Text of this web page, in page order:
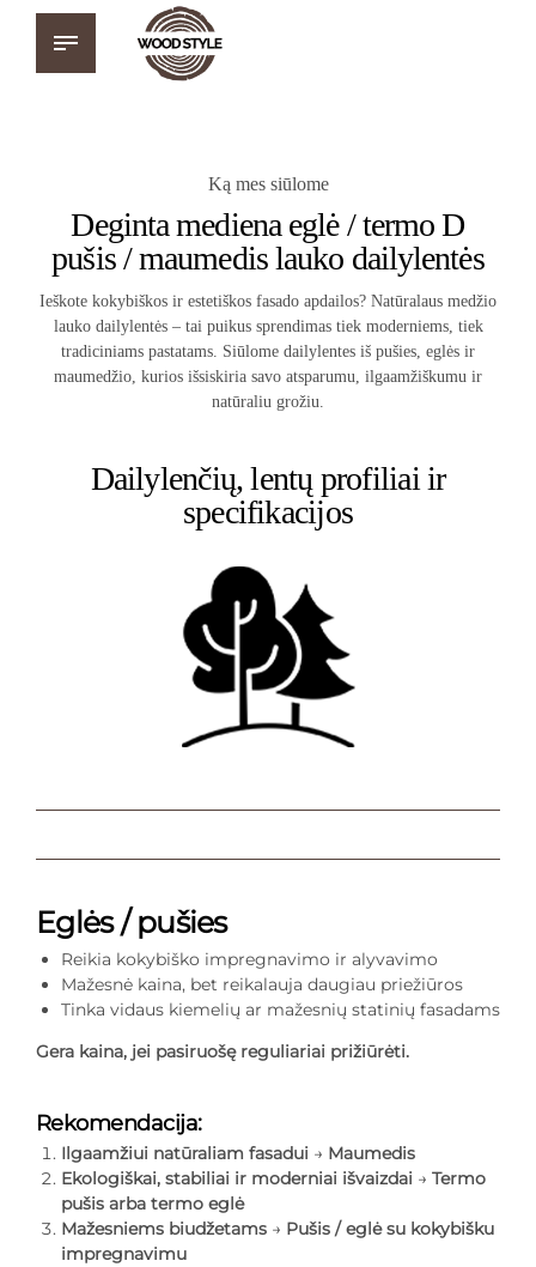
Ką mes siūlome
Deginta mediena eglė / termo D
pušis / maumedis lauko dailylentės
Ieškote kokybiškos ir estetiškos fasado apdailos? Natūralaus medžio
lauko dailylentės – tai puikus sprendimas tiek moderniems, tiek
tradiciniams pastatams. Siūlome dailylentes iš pušies, eglės ir
maumedžio, kurios išsiskiria savo atsparumu, ilgaamžiškumu ir
natūraliu grožiu.
Dailylenčių, lentų profiliai ir
specifikacijos
Eglės / pušies
Reikia kokybiško impregnavimo ir alyvavimo
Mažesnė kaina, bet reikalauja daugiau priežiūros
Tinka vidaus kiemelių ar mažesnių statinių fasadams
Gera kaina, jei pasiruošę reguliariai prižiūrėti.
Rekomendacija:
Ilgaamžiui natūraliam fasadui → Maumedis
Ekologiškai, stabiliai ir moderniai išvaizdai → Termo
pušis arba termo eglė
Mažesniems biudžetams → Pušis / eglė su kokybišku
impregnavimu